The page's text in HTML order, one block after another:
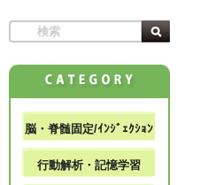
脳・脊髄固定/ｲﾝｼﾞｪｸｼｮﾝ
行動解析・記憶学習